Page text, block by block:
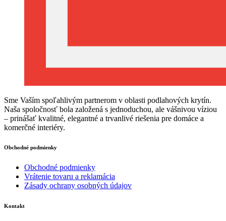
Sme Vaším spoľahlivým partnerom v oblasti podlahových krytín.
Naša spoločnosť bola založená s jednoduchou, ale vášnivou víziou
– prinášať kvalitné, elegantné a trvanlivé riešenia pre domáce a
komerčné interiéry.
Obchodné podmienky
Obchodné podmienky
Vrátenie tovaru a reklamácia
Zásady ochrany osobných údajov
Kontakt